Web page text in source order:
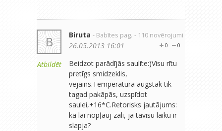
B
Atbildēt
Biruta - Babītes pag. - 110 novērojumi
0
0
26.05.2013 16:01
Beidzot parādījās saulīte:)Visu rītu
pretīgs smidzeklis,
vējains.Temperatūra augstāk tik
tagad pakāpās, uzspīdot
saulei,+16*C.Retorisks jautājums:
kā lai nopļauj zāli, ja tāvisu laiku ir
slapja?